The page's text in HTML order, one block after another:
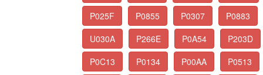
P025F
P0855 P0307
P0883
U030A
P266E P0A54
P203D
P0C13
P0134 P00AA
P0513